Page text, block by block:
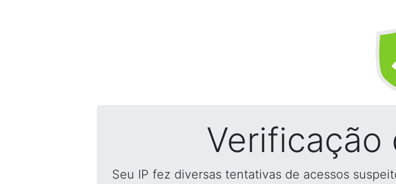
Verificação
Seu IP fez diversas tentativas de acessos